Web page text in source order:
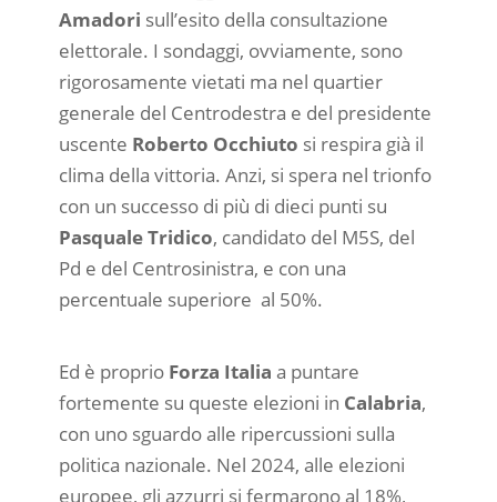
Amadori sull’esito della consultazione
elettorale. I sondaggi, ovviamente, sono
rigorosamente vietati ma nel quartier
generale del Centrodestra e del presidente
uscente Roberto Occhiuto si respira già il
clima della vittoria. Anzi, si spera nel trionfo
con un successo di più di dieci punti su
Pasquale Tridico, candidato del M5S, del
Pd e del Centrosinistra, e con una
percentuale superiore al 50%.
Ed è proprio Forza Italia a puntare
fortemente su queste elezioni in Calabria,
con uno sguardo alle ripercussioni sulla
politica nazionale. Nel 2024, alle elezioni
europee, gli azzurri si fermarono al 18%,